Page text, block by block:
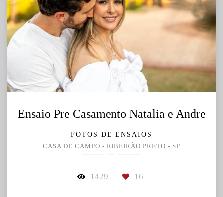
Ensaio Pre Casamento Natalia e Andre
FOTOS DE ENSAIOS
CASA DE CAMPO - RIBEIRÃO PRETO - SP
1429 16